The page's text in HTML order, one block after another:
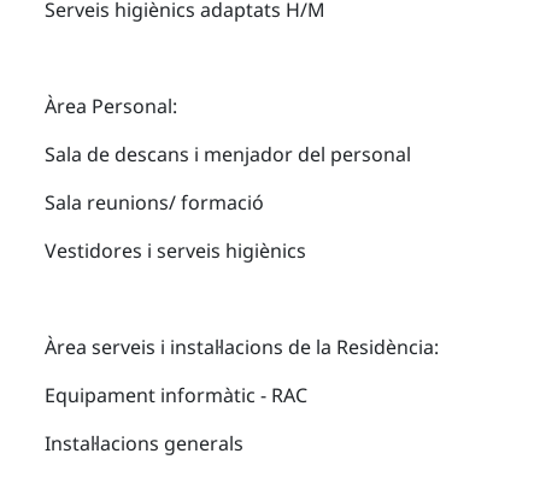
Serveis higiènics adaptats H/M
Àrea Personal:
Sala de descans i menjador del personal
Sala reunions/ formació
Vestidores i serveis higiènics
Àrea serveis i instal·lacions de la Residència:
Equipament informàtic - RAC
Instal·lacions generals